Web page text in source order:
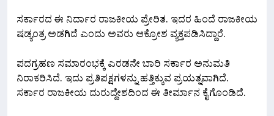
ಸರ್ಕಾರದ ಈ ನಿರ್ದಾರ ರಾಜಕೀಯ ಪ್ರೇರಿತ. ಇದರ ಹಿಂದೆ ರಾಜಕೀಯ
ಷಡ್ಯಂತ್ರ ಅಡಗಿದೆ ಎಂದು ಅವರು ಆಕ್ರೋಶ ವ್ಯಕ್ತಪಡಿಸಿದ್ದಾರೆ.
ಪದಗ್ರಹಣ ಸಮಾರಂಭಕ್ಕೆ ಎರಡನೇ ಬಾರಿ ಸರ್ಕಾರ ಅನುಮತಿ
ನಿರಾಕರಿಸಿದೆ. ಇದು ಪ್ರತಿಪಕ್ಷಗಳನ್ನು ಹತ್ತಿಕ್ಕುವ ಪ್ರಯತ್ನವಾಗಿದೆ.
ಸರ್ಕಾರ ರಾಜಕೀಯ ದುರುದ್ದೇಶದಿಂದ ಈ ತೀರ್ಮಾನ ಕೈಗೊಂಡಿದೆ.